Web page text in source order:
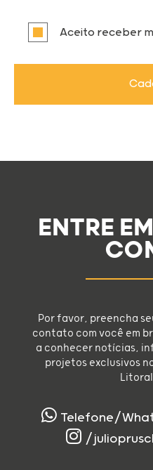
Aceito receber
ENTRE
Por favor, preencha
contato com você em
a conhecer notícias,
projetos exclusivos
Telefone/
/